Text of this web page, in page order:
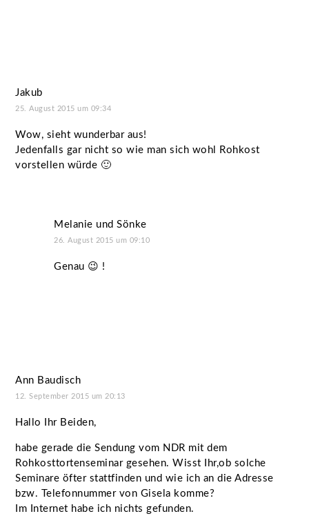
Jakub
25. August 2015 um 09:34
Wow, sieht wunderbar aus!
Jedenfalls gar nicht so wie man sich wohl Rohkost
vorstellen würde 🙂
Melanie und Sönke
26. August 2015 um 09:10
Genau 😉 !
Ann Baudisch
12. September 2015 um 20:13
Hallo Ihr Beiden,
habe gerade die Sendung vom NDR mit dem
Rohkosttortenseminar gesehen. Wisst Ihr,ob solche
Seminare öfter stattfinden und wie ich an die Adresse
bzw. Telefonnummer von Gisela komme?
Im Internet habe ich nichts gefunden.